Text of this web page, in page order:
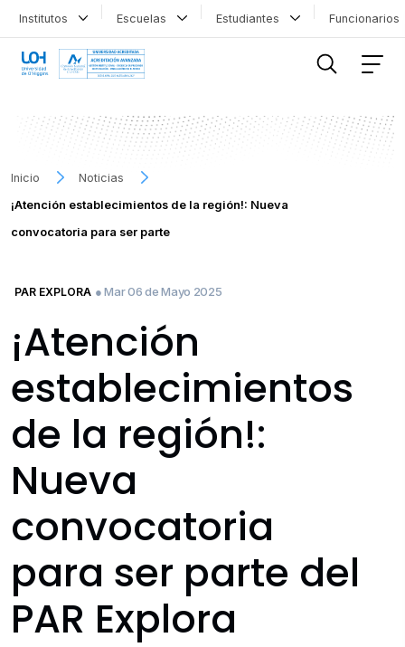
Institutos Escuelas Estudiantes
Inicio
Noticias
¡Atención establecimientos de la región!: Nueva
convocatoria para ser parte
PAR EXPLORA ● Mar 06 de Mayo 2025
¡Atención
establecimientos
de la región!:
Nueva
convocatoria
para ser parte del
PAR Explora